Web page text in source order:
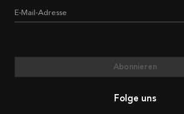
E-Mail-Adresse
Abonnieren
Folge uns